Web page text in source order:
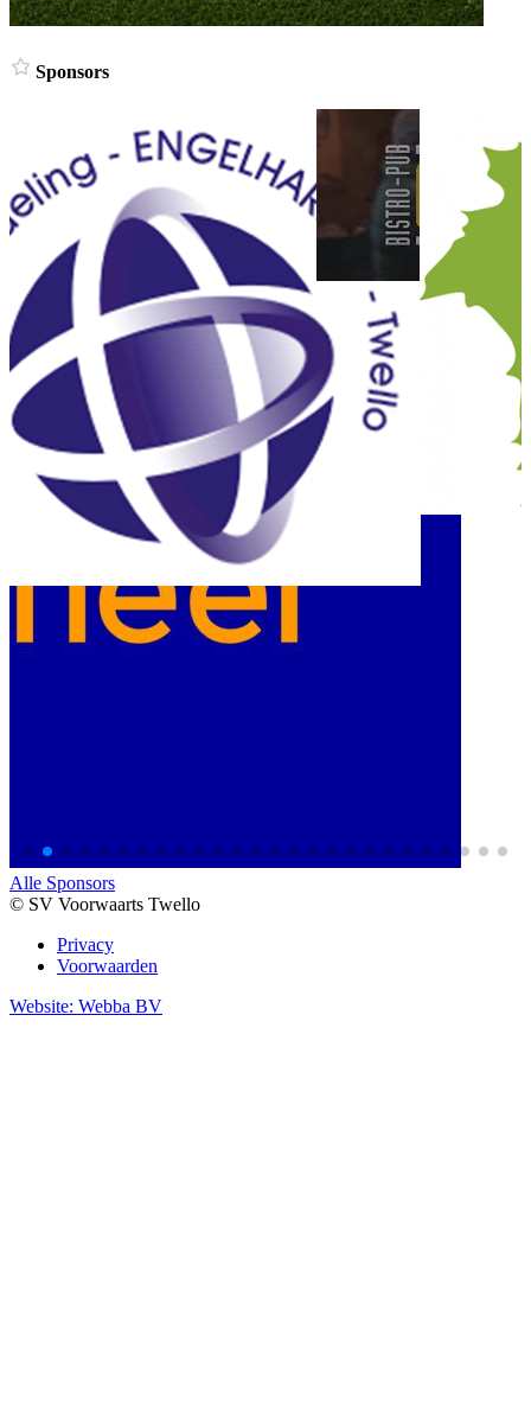
Sponsors
Alle Sponsors
© SV Voorwaarts Twello
Privacy
Voorwaarden
Website: Webba BV